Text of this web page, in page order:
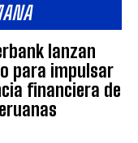
lanzan
para impulsar
financiera de